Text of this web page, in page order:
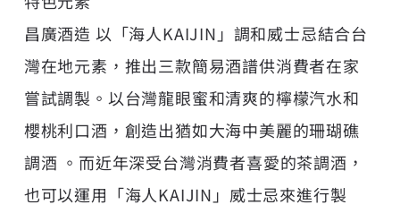
昌廣酒造 以「海人KAIJIN」調和威士忌結合台
灣在地元素，推出三款簡易酒譜供消費者在家
嘗試調製。以台灣龍眼蜜和清爽的檸檬汽水和
櫻桃利口酒，創造出猶如大海中美麗的珊瑚礁
調酒 。而近年深受台灣消費者喜愛的茶調酒，
也可以運用「海人KAIJIN」威士忌來進行製